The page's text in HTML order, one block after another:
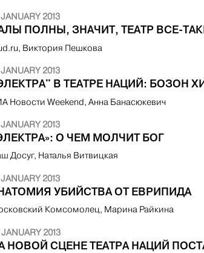
JANUARY 2013
ПОЛНЫ, ЗНАЧИТ, ТЕАТР ВСЕ-
Виктория Пешкова
JANUARY 2013
В ТЕАТРЕ НАЦИЙ: БОЗОН
Новости Weekend, Анна Банасюкевич
JANUARY 2013
О ЧЕМ МОЛЧИТ БОГ
Досуг, Наталья Витвицкая
JANUARY 2013
УБИЙСТВА ОТ ЕВРИПИДА
Комсомолец, Марина Райкина
JANUARY 2013
НОВОЙ СЦЕНЕ ТЕАТРА НАЦИЙ